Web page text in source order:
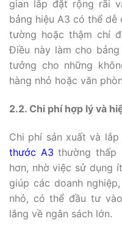
gian lắp đặt rộng rãi
bảng hiệu A3 có thể
tường hoặc thậm chí
Điều này làm cho
tưởng cho những
hàng nhỏ hoặc văn
2.2. Chi phí hợp lý và
Chi phí sản xuất và lắp
thước A3 thường thấp
hơn, nhờ việc sử dụng
giúp các doanh
nhỏ, có thể đầu tư
lắng về ngân sách lớn.